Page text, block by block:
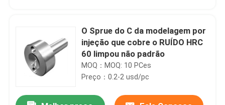
O Sprue do C da modelagem por
injeção que cobre o RUÍDO HRC
60 limpou não padrão
MOQ：MOQ: 10 PCes
Preço：0.2-2 usd/pc